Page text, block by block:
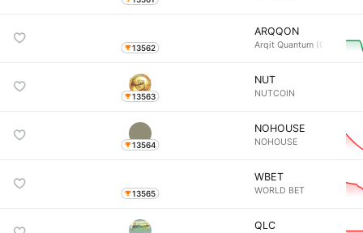
13562
ARQQON
Arqit Quantum (Ondo
13563
NUT
NUTCOIN
13564
NOHOUSE
NOHOUSE
13565
WBET
WORLD BET
QLC